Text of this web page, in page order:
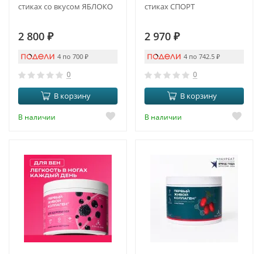
стиках со вкусом ЯБЛОКО
2 800 ₽
4 по 700 ₽
0
В корзину
В наличии
стиках СПОРТ
2 970 ₽
4 по 742.5 ₽
0
В корзину
В наличии